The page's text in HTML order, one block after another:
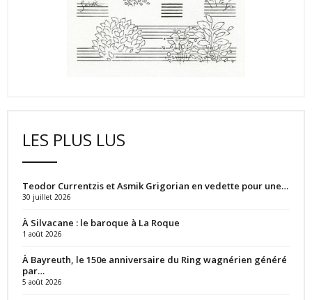
LES PLUS LUS
Teodor Currentzis et Asmik Grigorian en vedette pour une…
30 juillet 2026
À Silvacane : le baroque à La Roque
1 août 2026
À Bayreuth, le 150e anniversaire du Ring wagnérien généré
par…
5 août 2026